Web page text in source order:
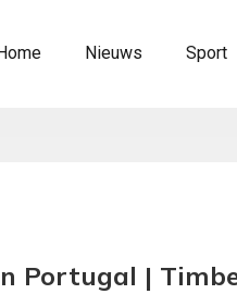
Home Nieuws Sport
Portugal |